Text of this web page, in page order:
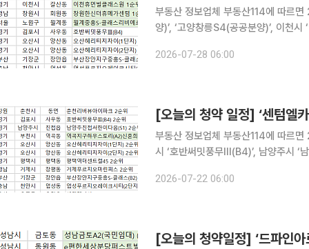
부동산 정보업체 부동산114에 따르
양)’, ‘고양창릉S4(공공분양)’, 이천시
반써밋풍무Ⅲ(B4)’, 오산시 ‘오산헤리
2026-07-28 06:00
[오늘의 청약 일정] ‘센텀엘
부동산 정보업체 부동산114에 따르면
시 ‘호반써밋풍무Ⅲ(B4)’, 남양주시 ‘
푸르지오마린피스’, 부산 기장군 ‘부산
2026-07-22 06:00
[오늘의 청약일정] ‘드파인